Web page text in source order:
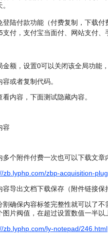
登陆付款功能（付费复制，下载
付，支付宝当面付、网站支付
额，设置0可以关闭该全局功能
或者复制代码。
内容，下面测试隐藏内容。
容
个附件付费一次也可以下载文
zb.lyphp.com/zbp-acquisition-
导出文档下载保存（附件链接
割确保内容标签完整性就可以了
片阀值，在超过设置数值一半以
zb.lyphp.com/ly-notepad/246.html